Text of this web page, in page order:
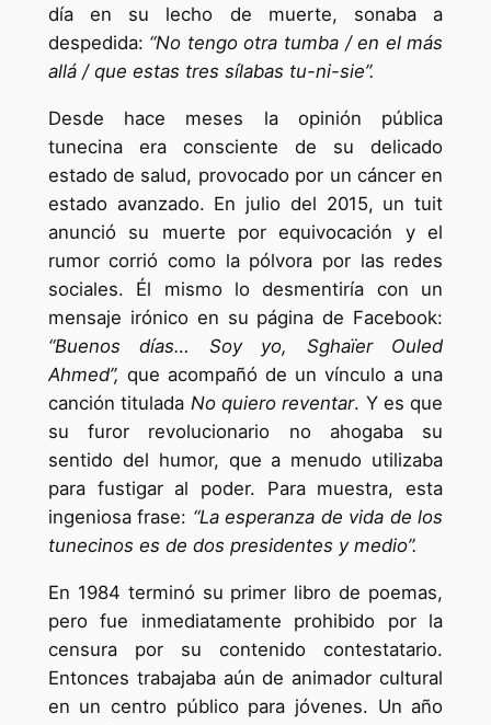
día en su lecho de muerte, sonaba a
despedida: “No tengo otra tumba / en el más
allá / que estas tres sílabas tu-ni-sie”.
Desde hace meses la opinión pública
tunecina era consciente de su delicado
estado de salud, provocado por un cáncer en
estado avanzado. En julio del 2015, un tuit
anunció su muerte por equivocación y el
rumor corrió como la pólvora por las redes
sociales. Él mismo lo desmentiría con un
mensaje irónico en su página de Facebook:
“Buenos días… Soy yo, Sghaïer Ouled
Ahmed”, que acompañó de un vínculo a una
canción titulada No quiero reventar. Y es que
su furor revolucionario no ahogaba su
sentido del humor, que a menudo utilizaba
para fustigar al poder. Para muestra, esta
ingeniosa frase: “La esperanza de vida de los
tunecinos es de dos presidentes y medio”.
En 1984 terminó su primer libro de poemas,
pero fue inmediatamente prohibido por la
censura por su contenido contestatario.
Entonces trabajaba aún de animador cultural
en un centro público para jóvenes. Un año